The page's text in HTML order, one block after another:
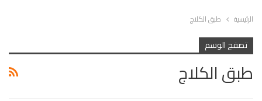
الرئيسية طبق الكلاج
تصفح الوسم
طبق الكلاج